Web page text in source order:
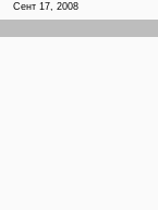
Сент 17, 2008